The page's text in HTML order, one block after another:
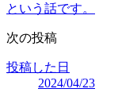
という話です。
次の投稿
投稿した日
2024/04/23